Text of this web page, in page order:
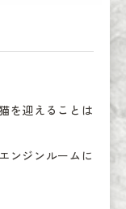
を迎えることは
ンジンルームに